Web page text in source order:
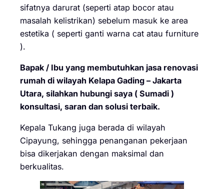
sifatnya darurat (seperti atap bocor atau
masalah kelistrikan) sebelum masuk ke area
estetika ( seperti ganti warna cat atau furniture
).
Bapak / Ibu yang membutuhkan jasa renovasi
rumah di wilayah Kelapa Gading – Jakarta
Utara, silahkan hubungi saya ( Sumadi )
konsultasi, saran dan solusi terbaik.
Kepala Tukang juga berada di wilayah
Cipayung, sehingga penanganan pekerjaan
bisa dikerjakan dengan maksimal dan
berkualitas.